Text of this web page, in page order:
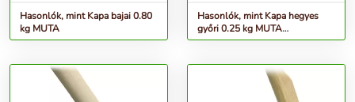
Hasonlók, mint Kapa bajai 0.80
kg MUTA
Hasonlók, mint Kapa hegyes
győri 0.25 kg MUTA
NYELEZETT